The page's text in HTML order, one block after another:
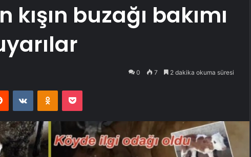
buzağı bakımı
0 7 2 dakika okuma süresi
Reddit VKontakteOdnoklassniki
Pocket